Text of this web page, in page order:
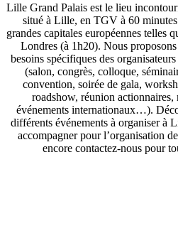
Lille Grand Palais est le lieu
situé à Lille, en TGV à 60 minutes
grandes capitales européennes telles
Londres (à 1h20). Nous
besoins spécifiques des
(salon, congrès, colloque,
convention, soirée de gala,
roadshow, réunion
événements internationaux…).
différents événements à organiser à
accompagner pour l’organisation
encore contactez-nous pour